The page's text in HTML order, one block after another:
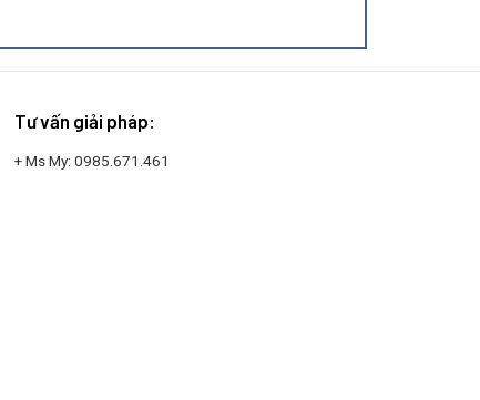
Tư vấn giải pháp:
+ Ms My: 0985.671.461